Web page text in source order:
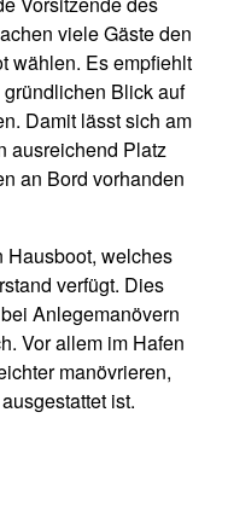
viele Gäste den
wählen. Es empfiehlt
Blick auf
Damit lässt sich am
ausreichend Platz
an Bord vorhanden
Hausboot, welches
verfügt. Dies
Anlegemanövern
Vor allem im Hafen
manövrieren,
ist.